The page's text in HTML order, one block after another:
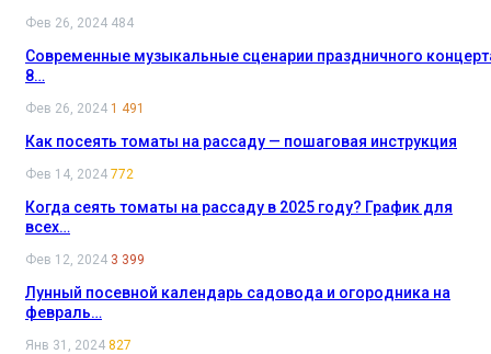
Фев 26, 2024 484
Современные музыкальные сценарии праздничного
8…
Фев 26, 2024 1 491
Как посеять томаты на рассаду — пошаговая инструкция
Фев 14, 2024 772
Когда сеять томаты на рассаду в 2025 году? График для
всех…
Фев 12, 2024 3 399
Лунный посевной календарь садовода и огородника на
февраль…
Янв 31, 2024 827